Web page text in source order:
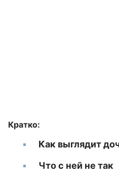
Кратко:
Как выглядит
Что с ней не так